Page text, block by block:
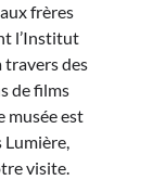
frères
l’Institut
travers des
de films
musée est
Lumière,
visite.